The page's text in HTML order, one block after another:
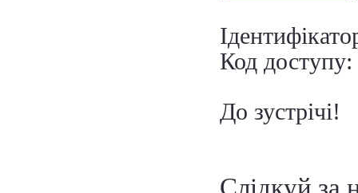
Код доступу:
До зустрічі!